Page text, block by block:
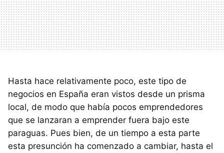
Hasta hace relativamente poco, este tipo de
negocios en España eran vistos desde un prisma
local, de modo que había pocos emprendedores
que se lanzaran a emprender fuera bajo este
paraguas. Pues bien, de un tiempo a esta parte
esta presunción ha comenzado a cambiar, hasta el